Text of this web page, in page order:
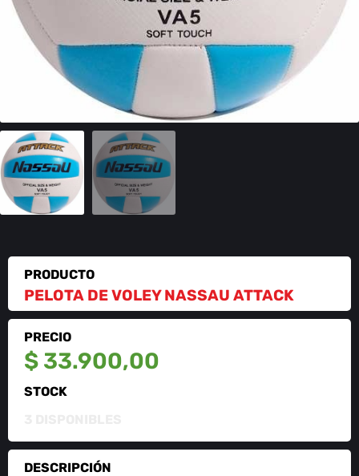
PRODUCTO
PELOTA DE VOLEY NASSAU ATTACK
PRECIO
$ 33.900,00
STOCK
DESCRIPCIÓN